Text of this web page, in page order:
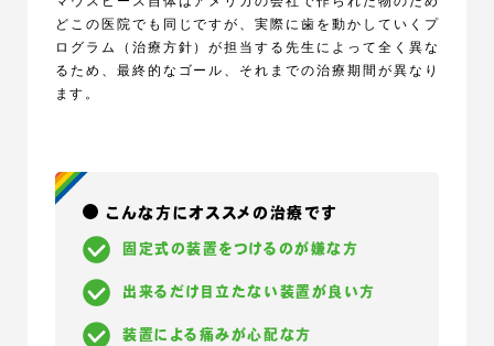
どこの医院でも同じですが、実際に歯を動かしていくプ
ログラム（治療方針）が担当する先生によって全く異な
るため、最終的なゴール、それまでの治療期間が異なり
ます。
こんな方にオススメの治療です
固定式の装置をつけるのが嫌な方
出来るだけ目立たない装置が良い方
装置による痛みが心配な方